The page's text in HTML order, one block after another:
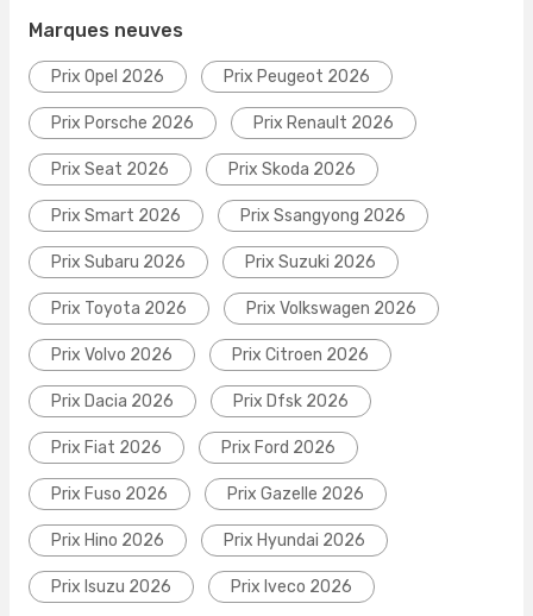
Marques neuves
Prix Opel 2026 Prix Peugeot 2026
Prix Porsche 2026 Prix Renault 2026
Prix Seat 2026 Prix Skoda 2026
Prix Smart 2026 Prix Ssangyong 2026
Prix Subaru 2026 Prix Suzuki 2026
Prix Toyota 2026 Prix Volkswagen 2026
Prix Volvo 2026 Prix Citroen 2026
Prix Dacia 2026 Prix Dfsk 2026
Prix Fiat 2026 Prix Ford 2026
Prix Fuso 2026 Prix Gazelle 2026
Prix Hino 2026 Prix Hyundai 2026
Prix Isuzu 2026 Prix Iveco 2026